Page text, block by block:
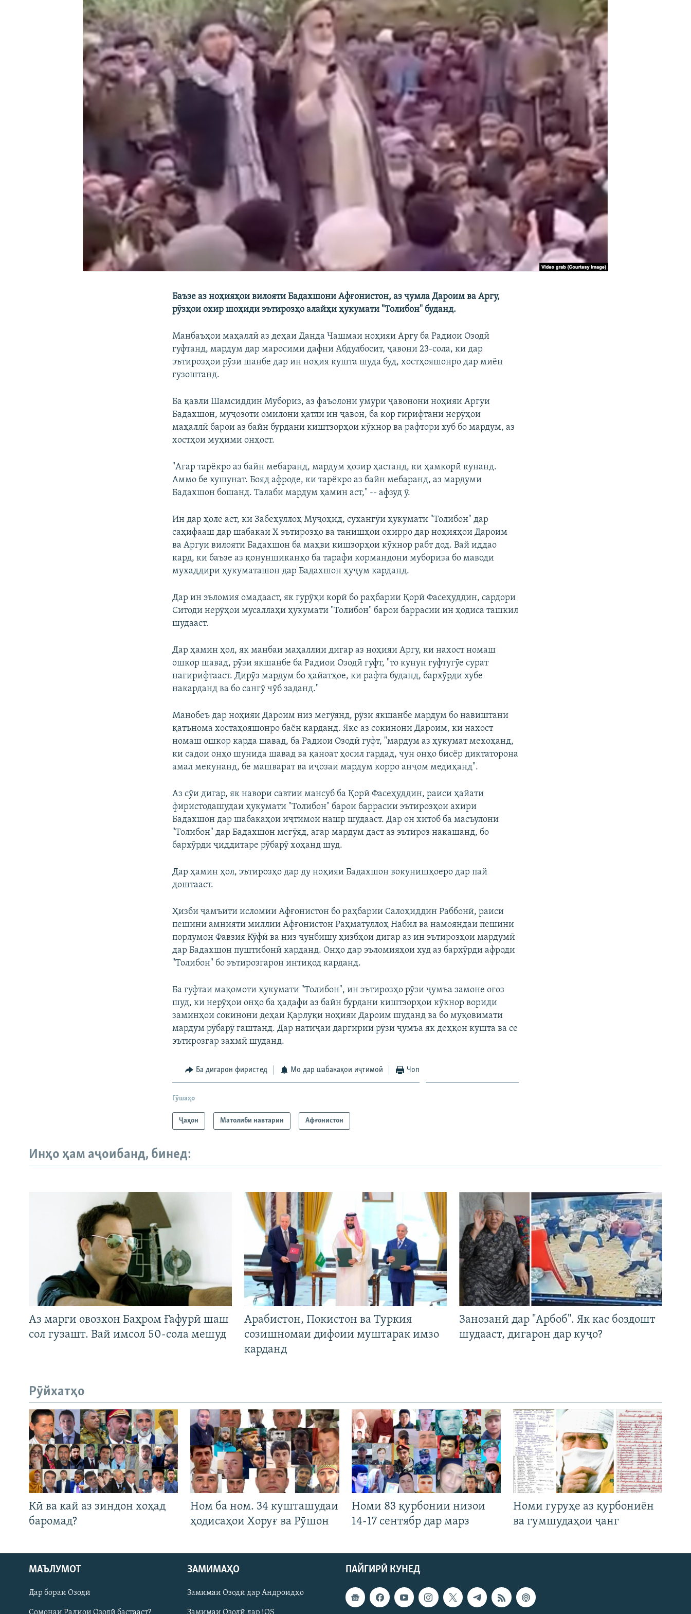
Русский
ПАЙГИРӢ КУНЕД
Баъзе аз ноҳияҳои вилояти Бадахшони Афғонистон, аз ҷумла Дароим ва Аргу,
рӯзҳои охир шоҳиди эътирозҳо алайҳи ҳукумати "Толибон" буданд.
Манбаъҳои маҳаллӣ аз деҳаи Данда Чашмаи ноҳияи Аргу ба Радиои Озодӣ
гуфтанд, мардум дар маросими дафни Абдулбосит, ҷавони 23-сола, ки дар
эътирозҳои рӯзи шанбе дар ин ноҳия кушта шуда буд, хостҳояшонро дар миён
гузоштанд.
Ба қавли Шамсиддин Мубориз, аз фаъолони умури ҷавонони ноҳияи Аргуи
Бадахшон, муҷозоти омилони қатли ин ҷавон, ба кор гирифтани нерӯҳои
маҳаллӣ барои аз байн бурдани киштзорҳои кӯкнор ва рафтори хуб бо мардум, аз
хостҳои муҳими онҳост.
"Агар тарёкро аз байн мебаранд, мардум ҳозир ҳастанд, ки ҳамкорӣ кунанд.
Аммо бе хушунат. Бояд афроде, ки тарёкро аз байн мебаранд, аз мардуми
Бадахшон бошанд. Талаби мардум ҳамин аст," -- афзуд ӯ.
Ин дар ҳоле аст, ки Забеҳуллоҳ Муҷоҳид, сухангӯи ҳукумати "Толибон" дар
саҳифааш дар шабакаи Х эътирозҳо ва танишҳои охирро дар ноҳияҳои Дароим
ва Аргуи вилояти Бадахшон ба маҳви кишзорҳои кӯкнор рабт дод. Вай иддао
кард, ки баъзе аз қонуншиканҳо ба тарафи кормандони мубориза бо маводи
мухаддири ҳукуматашон дар Бадахшон ҳуҷум карданд.
Дар ин эъломия омадааст, як гурӯҳи корӣ бо раҳбарии Қорӣ Фасеҳуддин, сардори
Ситоди нерӯҳои мусаллаҳи ҳукумати "Толибон" барои баррасии ин ҳодиса ташкил
шудааст.
Дар ҳамин ҳол, як манбаи маҳаллии дигар аз ноҳияи Аргу, ки нахост номаш
ошкор шавад, рӯзи якшанбе ба Радиои Озодӣ гуфт, "то кунун гуфтугӯе сурат
нагирифтааст. Дирӯз мардум бо ҳайатҳое, ки рафта буданд, бархӯрди хубе
накарданд ва бо сангӯ чӯб заданд."
Манобеъ дар ноҳияи Дароим низ мегӯянд, рӯзи якшанбе мардум бо навиштани
қатънома хостаҳояшонро баён карданд. Яке аз сокинони Дароим, ки нахост
номаш ошкор карда шавад, ба Радиои Озодӣ гуфт, "мардум аз ҳукумат мехоҳанд,
ки садои онҳо шунида шавад ва қаноат ҳосил гардад, чун онҳо бисёр диктаторона
амал мекунанд, бе машварат ва иҷозаи мардум корро анҷом медиҳанд".
Аз сӯи дигар, як навори савтии мансуб ба Қорӣ Фасеҳуддин, раиси ҳайати
фиристодашудаи ҳукумати "Толибон" барои баррасии эътирозҳои ахири
Бадахшон дар шабакаҳои иҷтимоӣ нашр шудааст. Дар он хитоб ба масъулони
"Толибон" дар Бадахшон мегӯяд, агар мардум даст аз эътироз накашанд, бо
бархӯрди ҷиддитаре рӯбарӯ хоҳанд шуд.
Дар ҳамин ҳол, эътирозҳо дар ду ноҳияи Бадахшон вокунишҳоеро дар пай
доштааст.
Ҳизби ҷамъити исломии Афғонистон бо раҳбарии Салоҳиддин Раббонӣ, раиси
пешини амнияти миллии Афғонистон Раҳматуллоҳ Набил ва намояндаи пешини
порлумон Фавзия Кӯфӣ ва низ ҷунбишу ҳизбҳои дигар аз ин эътирозҳои мардумӣ
дар Бадахшон пуштибонӣ карданд. Онҳо дар эъломияҳои худ аз бархӯрди афроди
"Толибон" бо эътирозгарон интиқод карданд.
Ба гуфтаи мақомоти ҳукумати "Толибон", ин эътирозҳо рӯзи ҷумъа замоне оғоз
шуд, ки нерӯҳои онҳо ба ҳадафи аз байн бурдани киштзорҳои кӯкнор вориди
заминҳои сокинони деҳаи Қарлуқи ноҳияи Дароим шуданд ва бо муқовимати
мардум рӯбарӯ гаштанд. Дар натиҷаи даргирии рӯзи ҷумъа як деҳқон кушта ва се
эътирозгар захмӣ шуданд.
Ба дигарон фиристед Мо дар шабакаҳои иҷтимоӣ Чоп
Гӯшаҳо
Ҷаҳон Матолиби навтарин Афғонистон
Инҳо ҳам аҷоибанд, бинед:
Аз марги овозхон Баҳром Ғафурӣ шаш
сол гузашт. Вай имсол 50-сола мешуд
Арабистон, Покистон ва Туркия
созишномаи дифоии муштарак имзо
карданд
Занозанӣ дар "Арбоб". Як кас боздошт
шудааст, дигарон дар куҷо?
Рӯйхатҳо
Кӣ ва кай аз зиндон хоҳад
баромад?
Ном ба ном. 34 кушташудаи
ҳодисаҳои Хоруғ ва Рӯшон
Номи 83 қурбонии низои
14-17 сентябр дар марз
Номи гуруҳе аз қурбониён
ва гумшудаҳои ҷанг
ПАЙГИРӢ КУНЕД
МАЪЛУМОТ
Дар бораи Озодӣ
ЗАМИМАҲО
Замимаи Озодӣ дар Андроидҳо